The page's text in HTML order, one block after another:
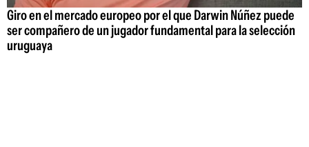
Giro en el mercado europeo por el que Darwin Núñez puede
ser compañero de un jugador fundamental para la selección
uruguaya